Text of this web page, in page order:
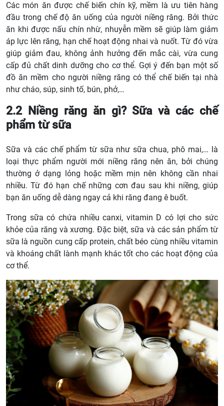
Các món ăn được chế biến chín kỹ, mềm là ưu tiên hàng
đầu trong chế độ ăn uống của người niềng răng. Bởi thức
ăn khi được nấu chín nhừ, nhuyễn mềm sẽ giúp làm giảm
áp lực lên răng, hạn chế hoạt động nhai và nuốt. Từ đó vừa
giúp giảm đau, không ảnh hưởng đến mắc cài, vừa cung
cấp đủ chất dinh dưỡng cho cơ thể. Gợi ý đến bạn một số
đồ ăn mềm cho người niềng răng có thể chế biến tại nhà
như cháo, súp, sinh tố, bún, phở,…
2.2 Niềng răng ăn gì? Sữa và các chế
phẩm từ sữa
Sữa và các chế phẩm từ sữa như sữa chua, phô mai,… là
loạithực phẩm người mới niềng răng nên ăn, bởi chúng
thường ở dạng lỏng hoặc mềm mịn nên không cần nhai
nhiều. Từ đó hạn chế những cơn đau sau khi niềng, giúp
bạn ăn uống dễ dàng ngay cả khi răng đang ê buốt.
Trong sữa có chứa nhiều canxi, vitamin D có lợi cho sức
khỏe của răng và xương. Đặc biệt, sữa và các sản phẩm từ
sữa là nguồn cung cấp protein, chất béo cùng nhiều vitamin
và khoáng chất lành mạnh khác tốt cho các hoạt động của
cơ thể.